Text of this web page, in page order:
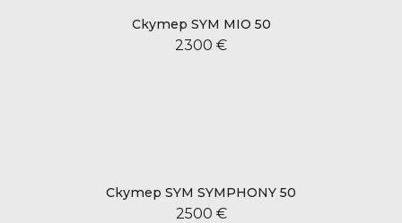
Скутер SYM MIO 50
2300 €
Скутер SYM SYMPHONY 50
2500 €